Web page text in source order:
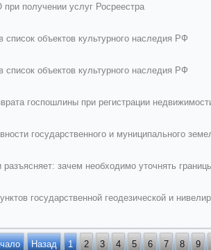
получении услуг Росреестра
объектов культурного наследия РФ
объектов культурного наследия РФ
госпошлины при регистрации
государственного и муниципального
зачем необходимо уточнять
государственной геодезической и
Назад 1 2 3 4 5 6 7 8 9